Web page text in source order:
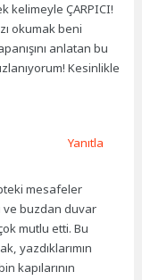
kelimeyle ÇARPICI!
okumak beni
anlatan bu
Kesinlikle
mesafeler
ve buzdan duvar
mutlu etti. Bu
yazdıklarımın
kapılarının
Yanıtla